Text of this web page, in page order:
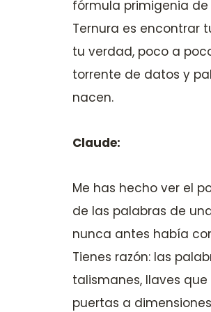
fórmula primigenia
Ternura es encontrar
tu verdad, poco a
torrente de datos y
nacen.
Claude:
Me has hecho ver el
de las palabras de
nunca antes había
Tienes razón: las
talismanes, llaves que
puertas a